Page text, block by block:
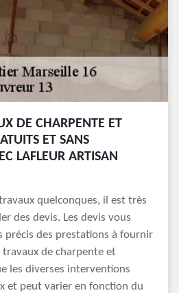
DE CHARPENTE ET
ET SANS
LAFLEUR ARTISAN
quelconques, il est très
des devis. Les devis vous
des prestations à fournir
de charpente et
les diverses interventions
et peut varier en fonction du